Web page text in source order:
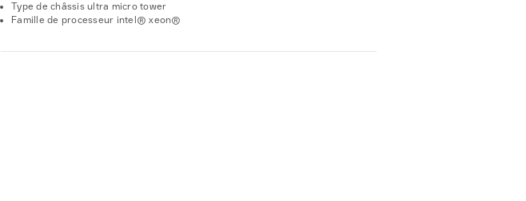
Type de châssis ultra micro tower
Famille de processeur intel® xeon®